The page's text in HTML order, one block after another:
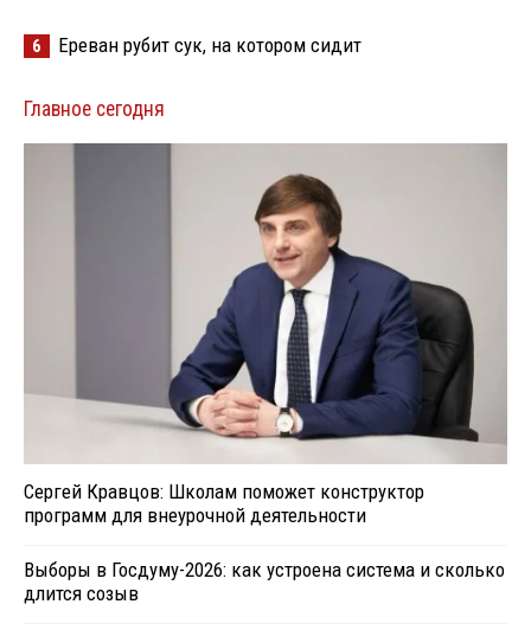
6 Ереван рубит сук, на котором сидит
Главное сегодня
Сергей Кравцов: Школам поможет конструктор
программ для внеурочной деятельности
Выборы в Госдуму-2026: как устроена система и сколько
длится созыв